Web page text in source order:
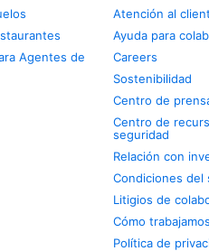
Agentes de
Atención al
Ayuda para
Careers
Sostenibilidad
Centro de
Centro de
seguridad
Relación con
Condiciones del
Litigios de
Cómo trabajamos
Política de